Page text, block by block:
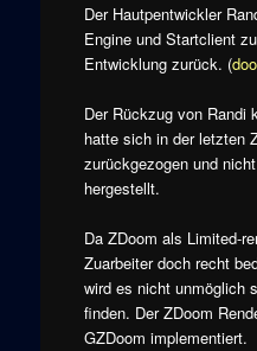
Der Hautpentwickler
Engine und Startclient
Entwicklung zurück. (
Der Rückzug von Randi
hatte sich in der letzten
zurückgezogen und
hergestellt.
Da ZDoom als Limited-
Zuarbeiter doch recht
wird es nicht unmöglich
finden. Der ZDoom
GZDoom implementiert.